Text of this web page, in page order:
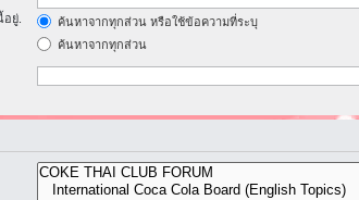
ยู่.
ค้นหาจากทุกส่วน หรือใช้ข้อความที่ระบุ
ค้นหาจากทุกส่วน